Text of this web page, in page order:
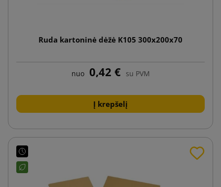
Ruda kartoninė dėžė K105 300x200x70
nuo 0,42 € su PVM
Į krepšelį